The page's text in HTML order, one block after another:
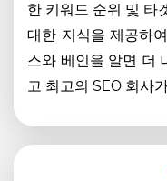
한 키워드 순위 및 타
대한 지식을 제공하
스와 베인을 알면 더
고 최고의 SEO 회사